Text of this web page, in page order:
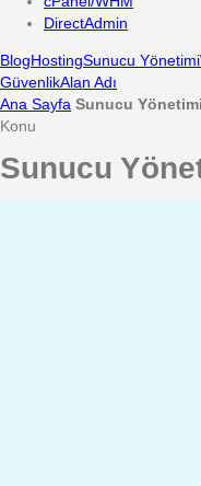
DirectAdmin
BlogHostingSunucu Yönetimi
GüvenlikAlan Adı
Ana Sayfa Sunucu Yönetimi
Konu
Sunucu